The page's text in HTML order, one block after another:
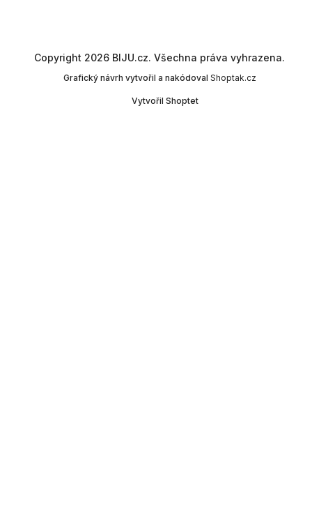
Vytvořil Shoptet
Copyright 2026 BIJU.cz. Všechna práva vyhrazena.
Grafický návrh vytvořil a nakódoval Shoptak.cz